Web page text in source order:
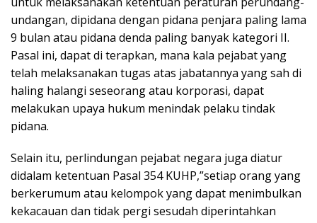
undangan, dipidana dengan pidana penjara paling lama
9 bulan atau pidana denda paling banyak kategori II.
Pasal ini, dapat di terapkan, mana kala pejabat yang
telah melaksanakan tugas atas jabatannya yang sah di
haling halangi seseorang atau korporasi, dapat
melakukan upaya hukum menindak pelaku tindak
pidana.
Selain itu, perlindungan pejabat negara juga diatur
didalam ketentuan Pasal 354 KUHP,”setiap orang yang
berkerumum atau kelompok yang dapat menimbulkan
kekacauan dan tidak pergi sesudah diperintahkan